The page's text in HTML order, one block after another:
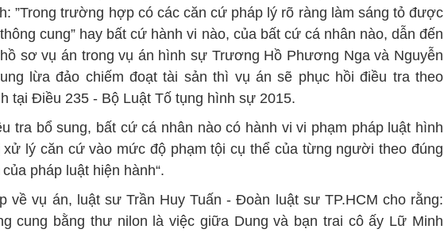
”Trong trường hợp có các căn cứ pháp lý rõ ràng làm sáng tỏ được
cung” hay bất cứ hành vi nào, của bất cứ cá nhân nào, dẫn đến
sơ vụ án trong vụ án hình sự Trương Hồ Phương Nga và Nguyễn
lừa đảo chiếm đoạt tài sản thì vụ án sẽ phục hồi điều tra theo
tại Điều 235 - Bộ Luật Tố tụng hình sự 2015.
tra bổ sung, bất cứ cá nhân nào có hành vi vi phạm pháp luật hình
lý căn cứ vào mức độ phạm tội cụ thể của từng người theo đúng
pháp luật hiện hành“.
về vụ án, luật sư Trần Huy Tuấn - Đoàn luật sư TP.HCM cho rằng:
cung bằng thư nilon là việc giữa Dung và bạn trai cô ấy Lữ Minh